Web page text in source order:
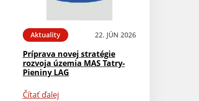
Aktuality 22. JÚN 2026
Príprava novej stratégie
rozvoja územia MAS Tatry-
Pieniny LAG
Čítať ďalej